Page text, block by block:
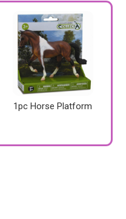
1pc Horse Platform